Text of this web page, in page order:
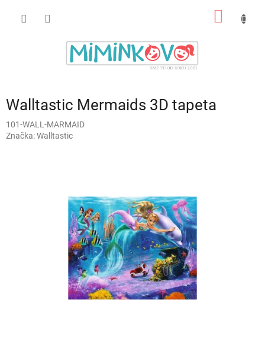
Walltastic Mermaids 3D tapeta
101-WALL-MARMAID
Značka:Walltastic